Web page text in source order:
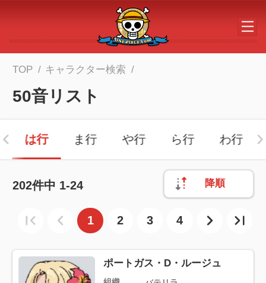
メインコンテンツへスキップする
TOP キャラクター検索
50音リスト
は行 ま行 や行 ら行 わ行
202件中 1-24
1 2 3 4
降順
ポートガス・D・ルージュ